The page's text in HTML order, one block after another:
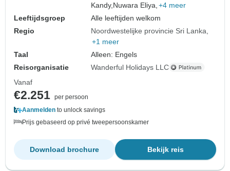
Kandy, Nuwara Eliya, +4 meer
Leeftijdsgroep
Alle leeftijden welkom
Regio
Noordwestelijke provincie Sri Lanka
+1 meer
Taal
Alleen: Engels
Reisorganisatie
Wanderful Holidays LLC
Vanaf
€2.251 per persoon
Aanmelden to unlock savings
Prijs gebaseerd op privé tweepersoonskamer
Bekijk reis
Download brochure